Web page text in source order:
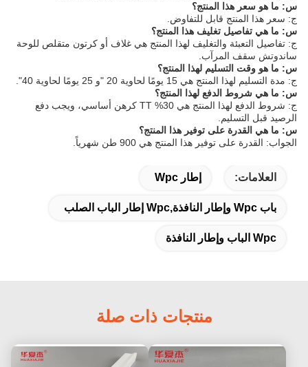
س: ما هو سعر هذا المنتج؟
ج: سعر هذا المنتج قابل للتفاوض.
س: ما هي تفاصيل تغليف هذا المنتج؟
ج: تفاصيل التعبئة والتغليف لهذا المنتج هي غلاف أو كرتون متقلص للوحة
ساندوتش سقف المرآب.
س: ما هو وقت التسليم لهذا المنتج؟
ج: مدة التسليم لهذا المنتج هي 15 يومًا لحاوية 20 "و 25 يومًا لحاوية 40".
س: ما هي شروط الدفع لهذا المنتج؟
ج: شروط الدفع لهذا المنتج هي 30% TT كرهن أساسي، ويجب دفع
الرصيد قبل التسليم.
س: ما هي القدرة على توفير هذا المنتج؟
الجواب: القدرة على توفير هذا المنتج هي 900 طن شهرياً.
العلامات: إطار Wpc
باب Wpc وإطار النافذة,wpc إطار الباب الصلب
Wpc الباب وإطار النافذة
منتجات ذات صلة